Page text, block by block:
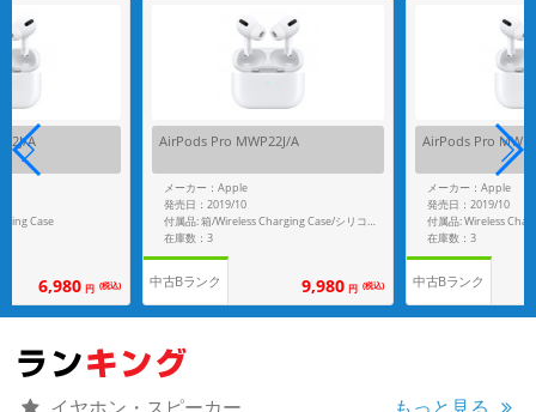
A
Case
6,980 円 (税込)
AirPods Pro MWP22J/A
メーカー：Apple
発売日：2019/10
付属品: 箱/Wireless Charging Case/シリコーン製イヤーチップ(3サイズ)/Lightning - USB-Cケーブル/マニュアル
在庫数：3
中古Bランク 9,980 円 (税込)
AirPods Pro
メーカー：Apple
発売日：2019/10
付属品: Wireless
在庫数：3
中古Bランク
イヤホン・スピーカー もっと見る